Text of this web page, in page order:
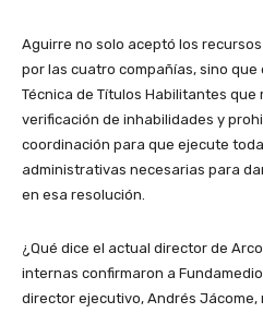
Aguirre no solo aceptó los
por las cuatro compañías, sino que
Técnica de Títulos Habilitantes
verificación de inhabilidades y
coordinación para que ejecute
administrativas necesarias para
en esa resolución.
¿Qué dice el actual director de
internas confirmaron a
director ejecutivo, Andrés